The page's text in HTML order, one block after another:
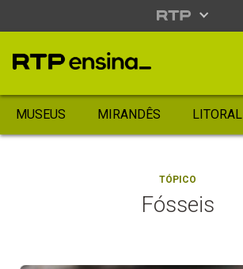
MUSEUS MIRANDÊS LITORAL
TÓPICO
Fósseis